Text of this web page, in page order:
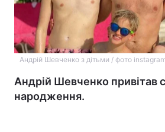
Андрій Шевченко з дітьми / фото
Андрій Шевченко привітав
народження.